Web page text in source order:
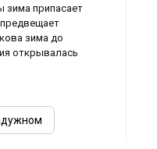
зима припасает
зима до
открывалась